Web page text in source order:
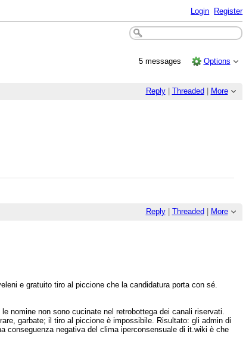
Login Register
5 messages Options
Reply| Threaded More
Reply| Threaded More
e gratuito tiro al piccione che la candidatura porta con sé.
nomine non sono cucinate nel retrobottega dei canali riservati.
garbate; il tiro al piccione è impossibile. Risultato: gli admin di
conseguenza negativa del clima iperconsensuale di it.wiki è che